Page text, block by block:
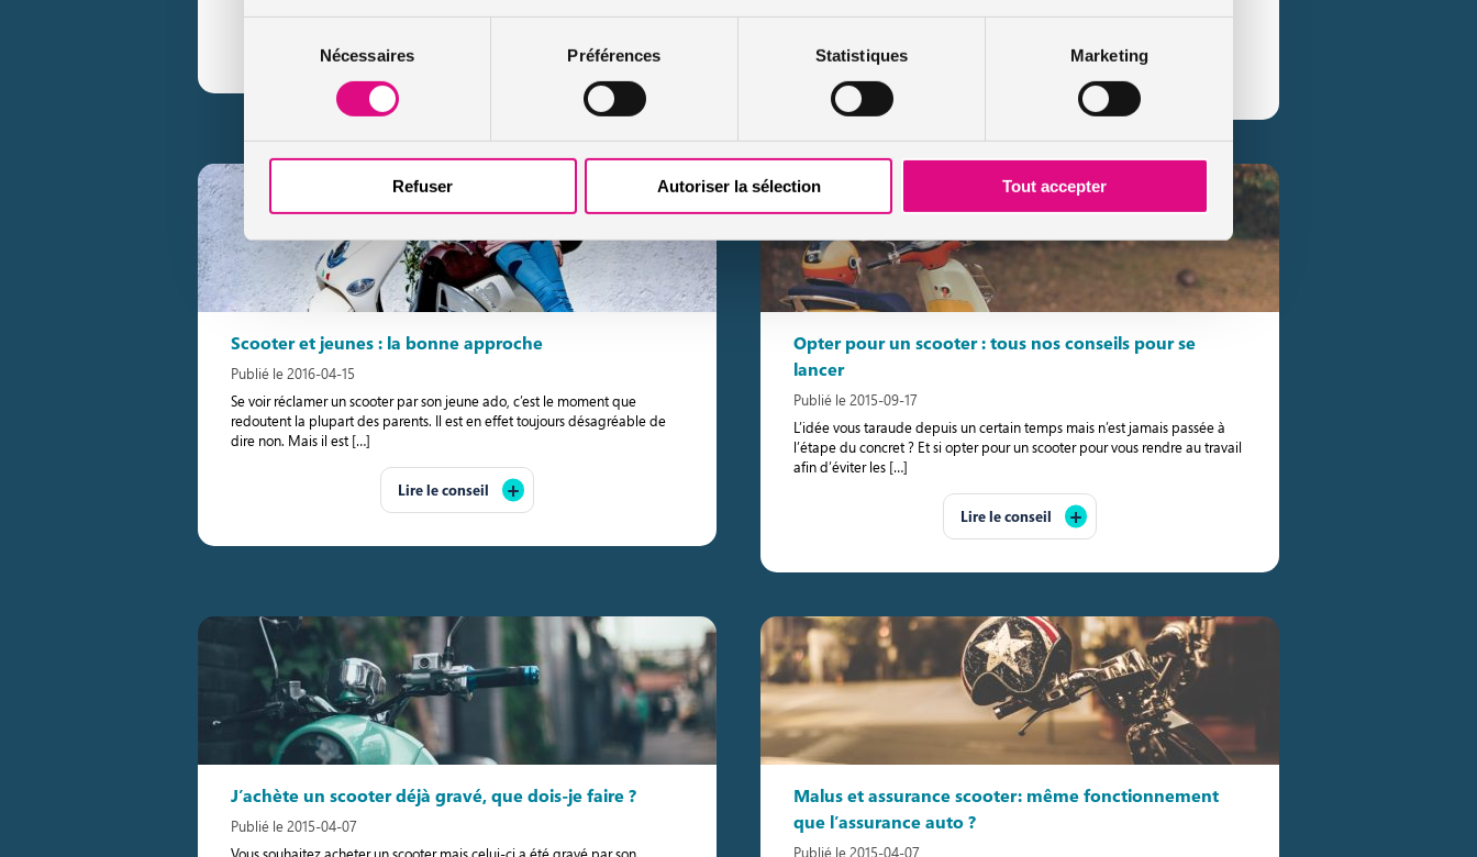
consentement
Nécessaires Préférences Statistiques Marketing
Refuser Autoriser la sélection Tout accepter
scooter ? Si l’idée de conduire un deux […]
Scooter et jeunes : la bonne approche
Publié le 2016-04-15
Se voir réclamer un scooter par son jeune ado, c’est le moment que
redoutent la plupart des parents. Il est en effet toujours désagréable de
dire non. Mais il est […]
Lire le conseil
Opter pour un scooter : tous nos conseils pour se
lancer
Publié le 2015-09-17
L’idée vous taraude depuis un certain temps mais n’est jamais passée à
l’étape du concret ? Et si opter pour un scooter pour vous rendre au travail
afin d’éviter les […]
Lire le conseil
J’achète un scooter déjà gravé, que dois-je faire ?
Publié le 2015-04-07
Malus et assurance scooter: même fonctionnement
que l’assurance auto ?